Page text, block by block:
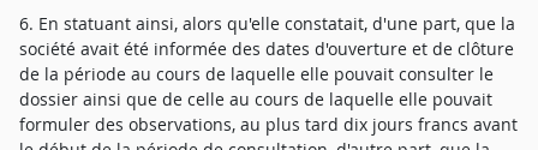
6. En statuant ainsi, alors qu'elle constatait, d'une part, que la
société avait été informée des dates d'ouverture et de clôture
de la période au cours de laquelle elle pouvait consulter le
dossier ainsi que de celle au cours de laquelle elle pouvait
formuler des observations, au plus tard dix jours francs avant